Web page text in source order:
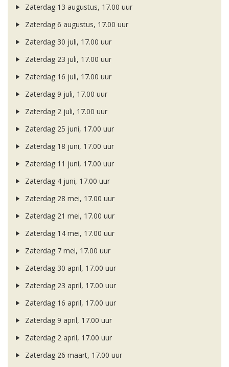
Zaterdag 13 augustus, 17.00 uur
Zaterdag 6 augustus, 17.00 uur
Zaterdag 30 juli, 17.00 uur
Zaterdag 23 juli, 17.00 uur
Zaterdag 16 juli, 17.00 uur
Zaterdag 9 juli, 17.00 uur
Zaterdag 2 juli, 17.00 uur
Zaterdag 25 juni, 17.00 uur
Zaterdag 18 juni, 17.00 uur
Zaterdag 11 juni, 17.00 uur
Zaterdag 4 juni, 17.00 uur
Zaterdag 28 mei, 17.00 uur
Zaterdag 21 mei, 17.00 uur
Zaterdag 14 mei, 17.00 uur
Zaterdag 7 mei, 17.00 uur
Zaterdag 30 april, 17.00 uur
Zaterdag 23 april, 17.00 uur
Zaterdag 16 april, 17.00 uur
Zaterdag 9 april, 17.00 uur
Zaterdag 2 april, 17.00 uur
Zaterdag 26 maart, 17.00 uur